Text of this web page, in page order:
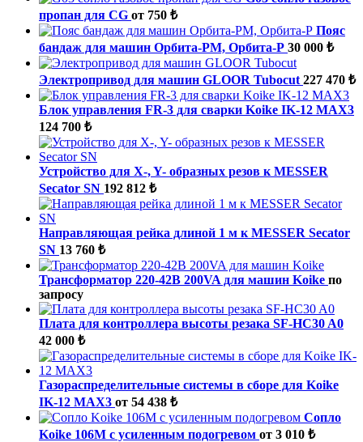
пропан для CG от 750 ₺
Пояс
бандаж для машин Орбита-РМ, Орбита-Р 30 000 ₺
Электропривод для машин GLOOR Tubocut 227 470 ₺
Блок управления FR-3 для сварки Koike IK-12 MAX3
124 700 ₺
Устройство для X-, Y- образных резов к MESSER
Secator SN 192 812 ₺
Направляющая рейка длиной 1 м к MESSER Secator
SN 13 760 ₺
Трансформатор 220-42В 200VA для машин Koike по
запросу
Плата для контроллера высоты резака SF-HC30 A0
42 000 ₺
Газораспределительные системы в сборе для Koike
IK-12 MAX3 от 54 438 ₺
Сопло
Koike 106M с усиленным подогревом от 3 010 ₺